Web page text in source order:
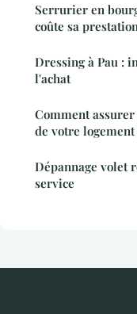
Serrurier en
coûte sa
Dressing à Pau :
l'achat
Comment
de votre
Dépannage volet
service